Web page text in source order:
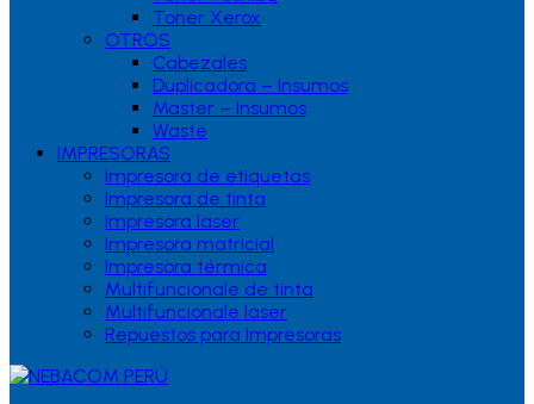
Toner Xerox
OTROS
Cabezales
Duplicadora – Insumos
Master – Insumos
Waste
IMPRESORAS
Impresora de etiquetas
Impresora de tinta
Impresora laser
Impresora matricial
Impresora térmica
Multifuncionale de tinta
Multifuncionale laser
Repuestos para Impresoras